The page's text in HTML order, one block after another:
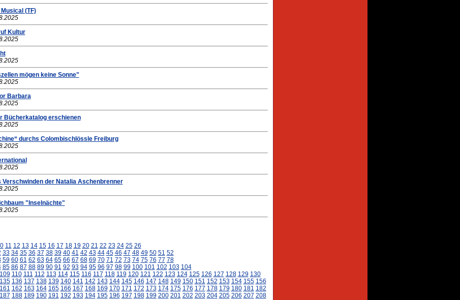
(TF)
Kultur
mögen keine Sonne"
Barbara
Bücherkatalog erschienen
durchs Colombischlössle Freiburg
Verschwinden der Natalia Aschenbrenner
"Inselnächte"
11 12 13 14 15 16 17 18 19 20 21 22 23 24 25 26
33 34 35 36 37 38 39 40 41 42 43 44 45 46 47 48 49 50 51 52
59 60 61 62 63 64 65 66 67 68 69 70 71 72 73 74 75 76 77 78
85 86 87 88 89 90 91 92 93 94 95 96 97 98 99 100 101 102 103 104
109 110 111 112 113 114 115 116 117 118 119 120 121 122 123 124 125 126 127 128 129 130
135 136 137 138 139 140 141 142 143 144 145 146 147 148 149 150 151 152 153 154 155 156
161 162 163 164 165 166 167 168 169 170 171 172 173 174 175 176 177 178 179 180 181 182
187 188 189 190 191 192 193 194 195 196 197 198 199 200 201 202 203 204 205 206 207 208